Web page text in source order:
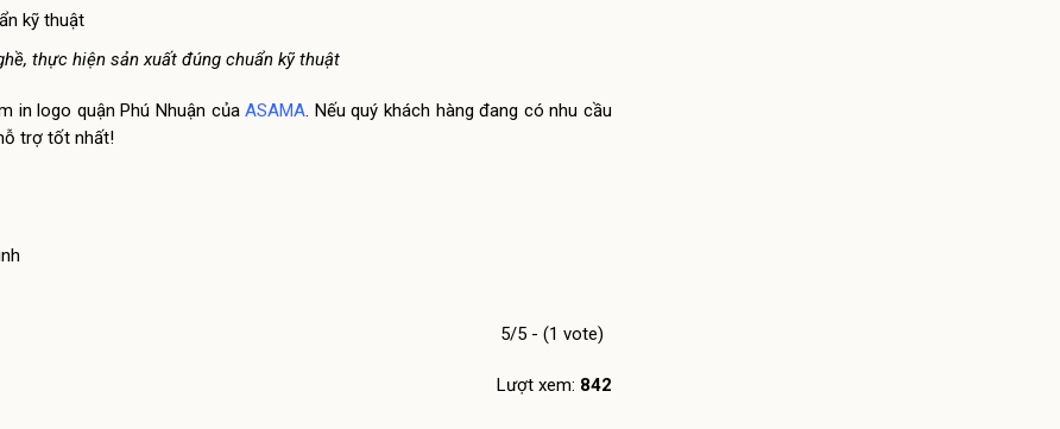
thực hiện sản xuất đúng chuẩn kỹ thuật
in logo quận Phú Nhuận củaASAMA. Nếu quý khách hàng đang có nhu cầu
trợ tốt nhất!
5/5 - (1 vote)
Lượt xem: 842